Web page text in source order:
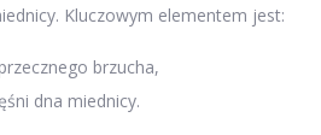
Kluczowym elementem jest:
brzucha,
dna miednicy.